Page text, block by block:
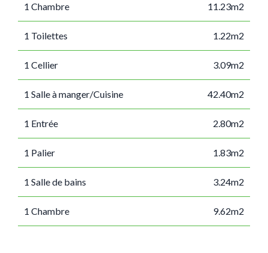
1 Chambre 11.23m2
1 Toilettes 1.22m2
1 Cellier 3.09m2
1 Salle à manger/Cuisine 42.40m2
1 Entrée 2.80m2
1 Palier 1.83m2
1 Salle de bains 3.24m2
1 Chambre 9.62m2